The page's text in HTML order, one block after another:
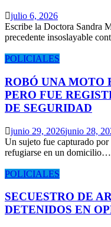
julio 6, 2026
Escribe la Doctora Sandra
precedente insoslayable
POLICIALES
ROBÓ UNA MOTO
PERO FUE
DE SEGURIDAD
junio 29, 2026junio 28,
Un sujeto fue capturado
refugiarse en un domicilio…
POLICIALES
SECUESTRO DE
DETENIDOS EN